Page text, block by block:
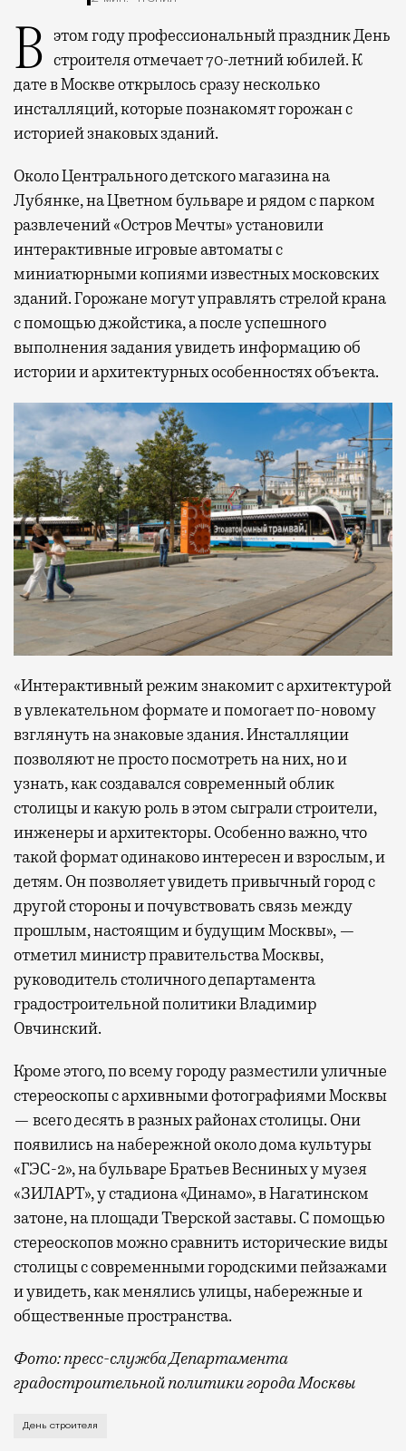
В этом году профессиональный праздник День строителя отмечает 70-летний юбилей. К
дате в Москве открылось сразу несколько
инсталляций, которые познакомят горожан с
историей знаковых зданий.
Около Центрального детского магазина на
Лубянке, на Цветном бульваре и рядом с парком
развлечений «Остров Мечты» установили
интерактивные игровые автоматы с
миниатюрными копиями известных московских
зданий. Горожане могут управлять стрелой крана
с помощью джойстика, а после успешного
выполнения задания увидеть информацию об
истории и архитектурных особенностях объекта.
«Интерактивный режим знакомит с архитектурой
в увлекательном формате и помогает по-новому
взглянуть на знаковые здания. Инсталляции
позволяют не просто посмотреть на них, но и
узнать, как создавался современный облик
столицы и какую роль в этом сыграли строители,
инженеры и архитекторы. Особенно важно, что
такой формат одинаково интересен и взрослым, и
детям. Он позволяет увидеть привычный город с
другой стороны и почувствовать связь между
прошлым, настоящим и будущим Москвы», —
отметил министр правительства Москвы,
руководитель столичного департамента
градостроительной политики Владимир
Овчинский.
Кроме этого, по всему городу разместили уличные
стереоскопы с архивными фотографиями Москвы
— всего десять в разных районах столицы. Они
появились на набережной около дома культуры
«ГЭС-2», на бульваре Братьев Весниных у музея
«ЗИЛАРТ», у стадиона «Динамо», в Нагатинском
затоне, на площади Тверской заставы. С помощью
стереоскопов можно сравнить исторические виды
столицы с современными городскими пейзажами
и увидеть, как менялись улицы, набережные и
общественные пространства.
Фото: пресс-служба Департамента
градостроительной политики города Москвы
В этом году профессиональный праздник День
День строителя